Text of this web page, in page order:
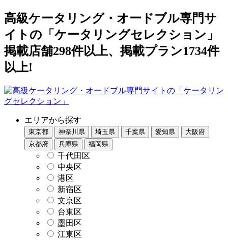
高級ケータリング・オードブル専門サ
イトの「ケータリングセレクション」
掲載店舗298件以上、掲載プラン1734件
以上!
エリアから探す
東京都 神奈川県 埼玉県 千葉県 愛知県
大阪府
京都府
兵庫県 福岡県
千代田区
中央区
港区
新宿区
文京区
台東区
墨田区
江東区